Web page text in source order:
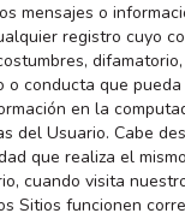
mensajes o
registro cuyo
conducta que
en la
del Usuario. Cabe
que realiza el
cuando visita
Sitios funcionen